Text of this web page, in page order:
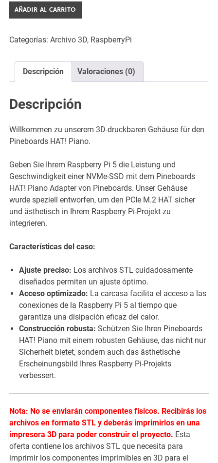
Pineboards
HAT!
Gehäuse
Raspberry
-
3D
-
STL
cantidad
AÑADIR AL CARRITO
Categorías:Archivo 3D, RaspberryPi
Descripción Valoraciones (0)
Descripción
Willkommen zu unserem 3D-druckbaren Gehäuse für den
Pineboards HAT! Piano.
Geben Sie Ihrem Raspberry Pi 5 die Leistung und
Geschwindigkeit einer NVMe-SSD mit dem Pineboards
HAT! Piano Adapter von Pineboards. Unser Gehäuse
wurde speziell entworfen, um den PCIe M.2 HAT sicher
und ästhetisch in Ihrem Raspberry Pi-Projekt zu
integrieren.
Características del caso:
Ajuste preciso: Los archivos STL cuidadosamente
diseñados permiten un ajuste óptimo.
Acceso optimizado: La carcasa facilita el acceso a las
conexiones de la Raspberry Pi 5 al tiempo que
garantiza una disipación eficaz del calor.
Construcción robusta: Schützen Sie Ihren Pineboards
HAT! Piano mit einem robusten Gehäuse, das nicht nur
Sicherheit bietet, sondern auch das ästhetische
Erscheinungsbild Ihres Raspberry Pi-Projekts
verbessert.
Nota: No se enviarán componentes físicos. Recibirás los
archivos en formato STL y deberás imprimirlos en una
impresora 3D para poder construir el proyecto. Esta
oferta contiene los archivos STL que necesita para
imprimir los componentes imprimibles en 3D para el